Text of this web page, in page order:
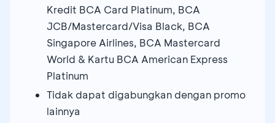
Kredit BCA Card Platinum, BCA
JCB/Mastercard/Visa Black, BCA
Singapore Airlines, BCA Mastercard
World & Kartu BCA American Express
Platinum
Tidak dapat digabungkan dengan promo
lainnya